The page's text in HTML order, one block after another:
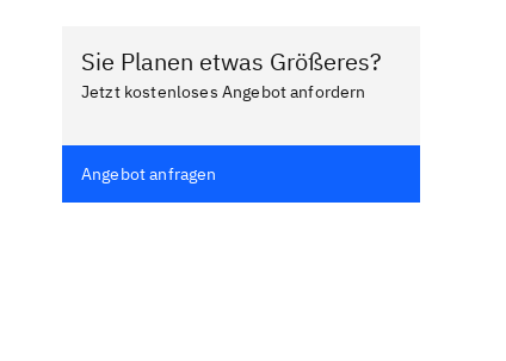
Sie Planen etwas Größeres?
Jetzt kostenloses Angebot anfordern
Angebot anfragen